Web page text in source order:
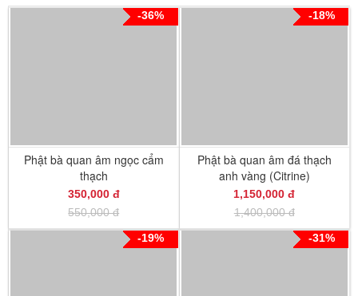
-36%
Phật bà quan âm ngọc cẩm
thạch
350,000 đ
550,000 đ
-18%
Phật bà quan âm đá thạch
anh vàng (Citrine)
1,150,000 đ
1,400,000 đ
-19%
-31%